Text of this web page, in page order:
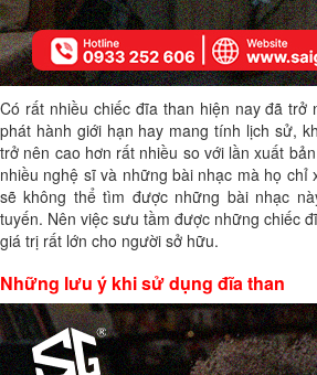
Có rất nhiều chiếc đĩa than hiện nay đã trở
phát hành giới hạn hay mang tính lịch sử,
trở nên cao hơn rất nhiều so với lần xuất
nhiều nghệ sĩ và những bài nhạc mà họ chỉ
sẽ không thể tìm được những bài nhạc
tuyến. Nên việc sưu tầm được những chiếc
giá trị rất lớn cho người sở hữu.
Những lưu ý khi sử dụng đĩa than